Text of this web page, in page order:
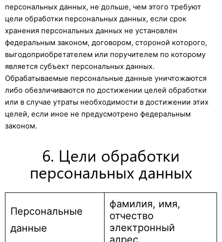
персональных данных, не дольше, чем этого требуют
цели обработки персональных данных, если срок
хранения персональных данных не установлен
федеральным законом, договором, стороной которого,
выгодоприобретателем или поручителем по которому
является субъект персональных данных.
Обрабатываемые персональные данные уничтожаются
либо обезличиваются по достижении целей обработки
или в случае утраты необходимости в достижении этих
целей, если иное не предусмотрено федеральным
законом.
6. Цели обработки
персональных данных
Персональные
данные
фамилия, имя,
отчество
электронный
адрес